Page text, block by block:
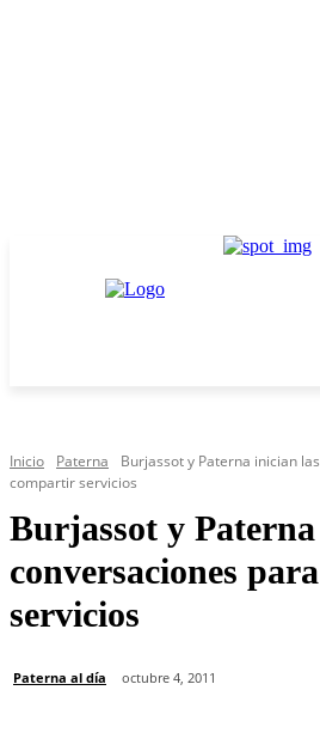
Inicio Paterna
Burjassot y Paterna inician
compartir servicios
Burjassot y
conversaciones
servicios
Paterna al día octubre 4, 2011